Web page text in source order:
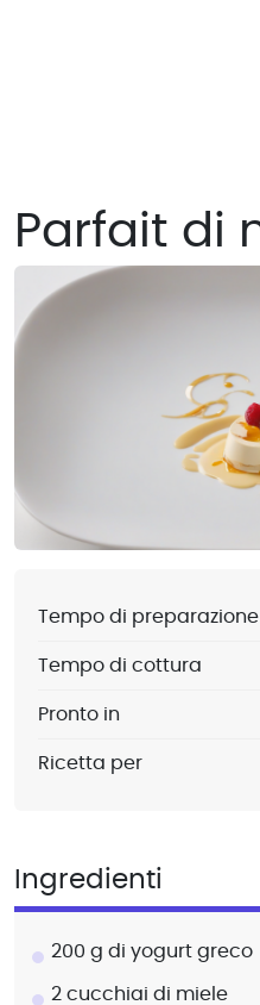
Parfait di
Tempo di preparazione
Tempo di cottura
Pronto in
Ricetta per
Ingredienti
200 g di yogurt greco
2 cucchiai di miele